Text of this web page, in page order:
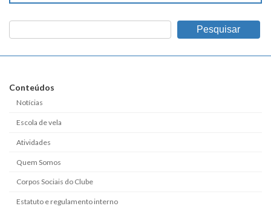
Pesquisar
Conteúdos
Notícias
Escola de vela
Atividades
Quem Somos
Corpos Sociais do Clube
Estatuto e regulamento interno